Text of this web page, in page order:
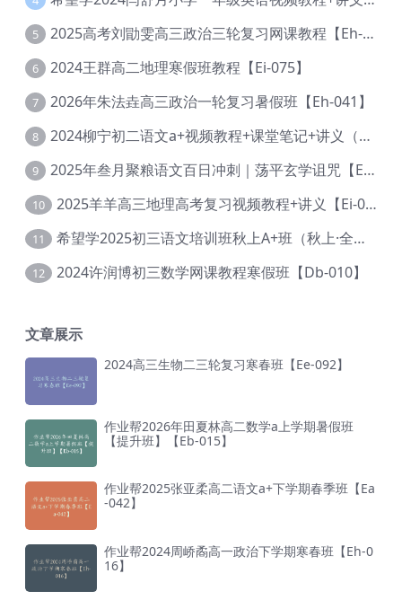
5 2025高考刘勖雯高三政治三轮复习网课教程【Eh-061】
6 2024王群高二地理寒假班教程【Ei-075】
7 2026年朱法垚高三政治一轮复习暑假班【Eh-041】
8 2024柳宁初二语文a+视频教程+课堂笔记+讲义（暑假班+秋季班）【Da-003】
9 2025年叁月聚粮语文百日冲刺｜荡平玄学诅咒【Ea-001】
10 2025羊羊高三地理高考复习视频教程+讲义【Ei-051】
11 希望学2025初三语文培训班秋上A+班（秋上·全国版·A+）【Da-031】
12 2024许润博初三数学网课教程寒假班【Db-010】
文章展示
2024高三生物二三轮复习寒春班【Ee-092】
作业帮2026年田夏林高二数学a上学期暑假班
【提升班】【Eb-015】
作业帮2025张亚柔高二语文a+下学期春季班【Ea
-042】
作业帮2024周峤矞高一政治下学期寒春班【Eh-0
16】